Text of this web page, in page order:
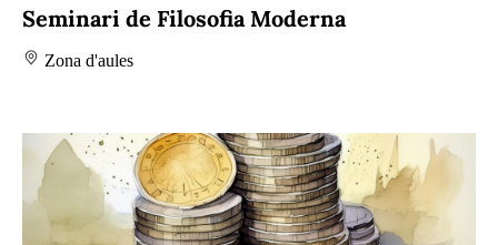
Seminari de Filosofia Moderna
Zona d'aules